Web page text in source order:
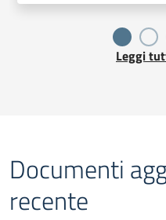
Leggi
Documenti
recente